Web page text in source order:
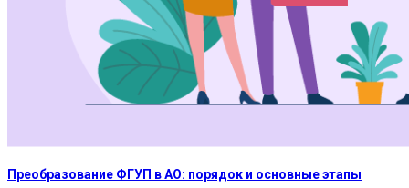
Преобразование ФГУП в АО: порядок и основные этапы